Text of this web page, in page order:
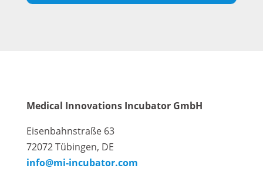
Medical Innovations Incubator GmbH
Eisenbahnstraße 63
72072 Tübingen, DE
info@mi-incubator.com